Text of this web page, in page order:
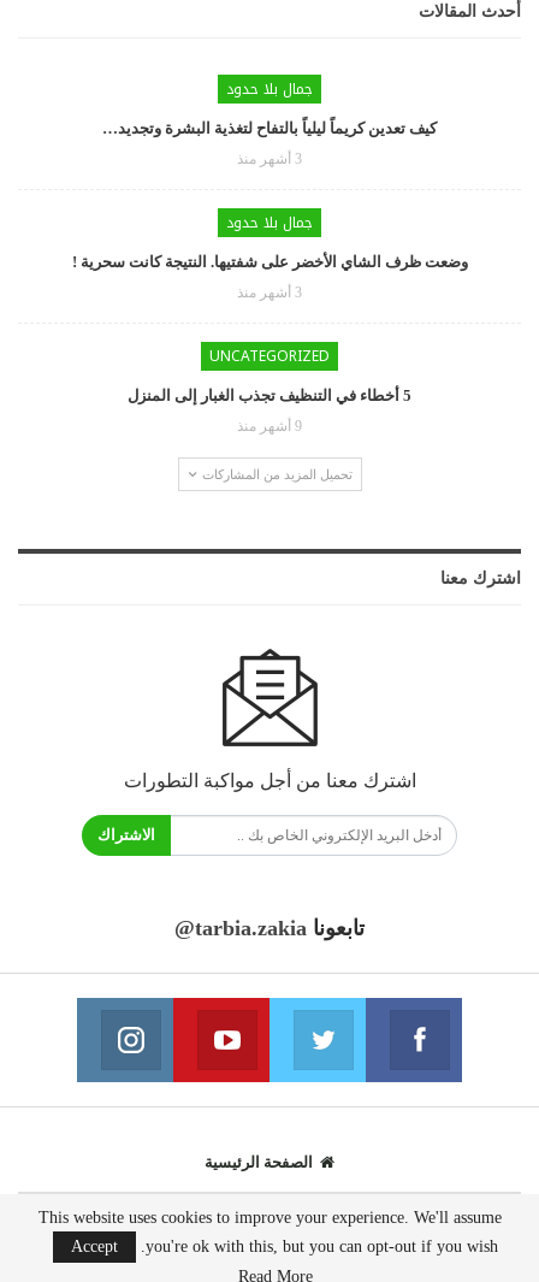
أحدث المقالات
جمال بلا حدود
كيف تعدين كريماً ليلياً بالتفاح لتغذية البشرة وتجديد…
3 أشهر منذ
جمال بلا حدود
وضعت ظرف الشاي الأخضر على شفتيها. النتيجة كانت سحرية !
3 أشهر منذ
UNCATEGORIZED
5 أخطاء في التنظيف تجذب الغبار إلى المنزل
9 أشهر منذ
تحميل المزيد من المشاركات
اشترك معنا
اشترك معنا من أجل مواكبة التطورات
الاشتراك
تابعونا @tarbia.zakia
فايسبوك
انضم الينا انضم الينا
يوتيوب
انضم الينا
الصفحة الرئيسية
© 2020 - جميع الحقوق محفوظة.
This website uses cookies to improve your experience. We'll assume
you're ok with this, but you can opt-out if you wish.
Accept
Read More